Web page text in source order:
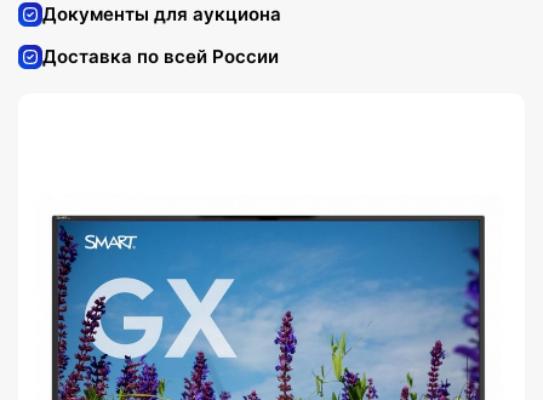
Документы для аукциона
Доставка по всей России